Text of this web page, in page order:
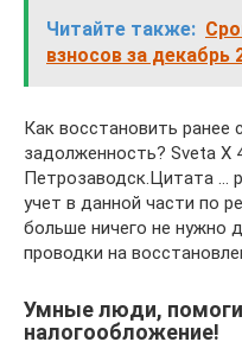
Читайте также:
взносов за декабрь
Как восстановить ранее
задолженность? Sveta X
Петрозаводск.Цитата …
учет в данной части по
больше ничего не нужно
проводки на
Умные люди,
налогообложение!